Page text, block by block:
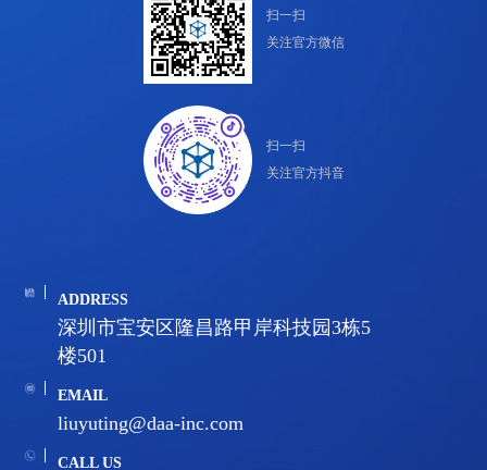
扫一扫
关注官方微信
扫一扫
关注官方抖音
ADDRESS
深圳市宝安区隆昌路甲岸科技园3栋5
楼501
EMAIL
liuyuting@daa-inc.com
CALL US